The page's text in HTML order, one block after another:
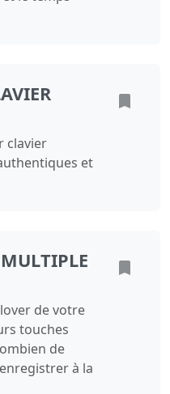
clavier
et
de votre
touches
de
à la